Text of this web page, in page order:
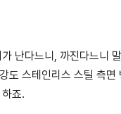
난다느니, 까진다느니
도 스테인리스 스틸 측면
죠.